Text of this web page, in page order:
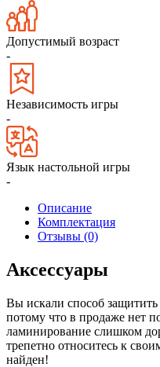
Допустимый возраст
-
Независимость игры
-
Язык настольной игры
-
Описание
Комплектация
Отзывы (0)
Аксессуары
Вы искали способ
потому что в продаже нет
ламинирование слишком
трепетно относитесь к
найден!